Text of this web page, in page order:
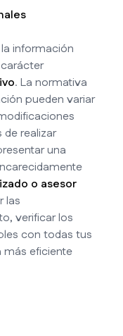
información
. La normativa
pueden variar
de realizar
una
o asesor
las
verificar los
con todas tus
más eficiente